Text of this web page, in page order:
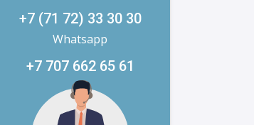
+7 (71 72) 33 30 30
Whatsapp
+7 707 662 65 61